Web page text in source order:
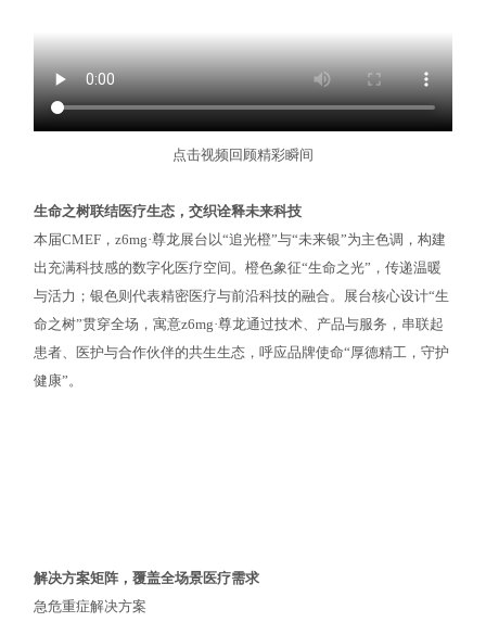
点击视频回顾精彩瞬间
生命之树联结医疗生态，交织诠释未来科技
本届CMEF，z6mg·尊龙展台以“追光橙”与“未来银”为主色调，构建
出充满科技感的数字化医疗空间。橙色象征“生命之光”，传递温暖
与活力；银色则代表精密医疗与前沿科技的融合。展台核心设计“生
命之树”贯穿全场，寓意z6mg·尊龙通过技术、产品与服务，串联起
患者、医护与合作伙伴的共生生态，呼应品牌使命“厚德精工，守护
健康”。
解决方案矩阵，覆盖全场景医疗需求
急危重症解决方案